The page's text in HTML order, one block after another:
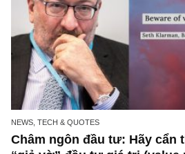
(Cập nhật T4/2022) Sau vụ án bị khởi
Minh thời gian vừa qua liên quan đến
sản” khi huy động trái phiếu doanh...